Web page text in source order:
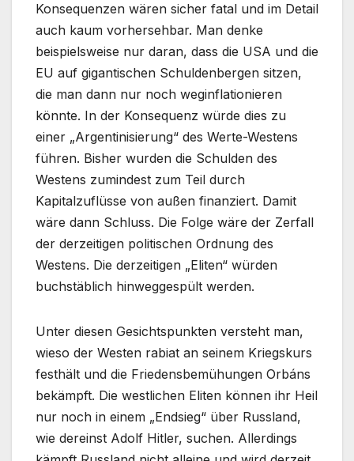
Konsequenzen wären sicher fatal und im Detail
auch kaum vorhersehbar. Man denke
beispielsweise nur daran, dass die USA und die
EU auf gigantischen Schuldenbergen sitzen,
die man dann nur noch weginflationieren
könnte. In der Konsequenz würde dies zu
einer „Argentinisierung“ des Werte-Westens
führen. Bisher wurden die Schulden des
Westens zumindest zum Teil durch
Kapitalzuflüsse von außen finanziert. Damit
wäre dann Schluss. Die Folge wäre der Zerfall
der derzeitigen politischen Ordnung des
Westens. Die derzeitigen „Eliten“ würden
buchstäblich hinweggespült werden.
Unter diesen Gesichtspunkten versteht man,
wieso der Westen rabiat an seinem Kriegskurs
festhält und die Friedensbemühungen Orbáns
bekämpft. Die westlichen Eliten können ihr Heil
nur noch in einem „Endsieg“ über Russland,
wie dereinst Adolf Hitler, suchen. Allerdings